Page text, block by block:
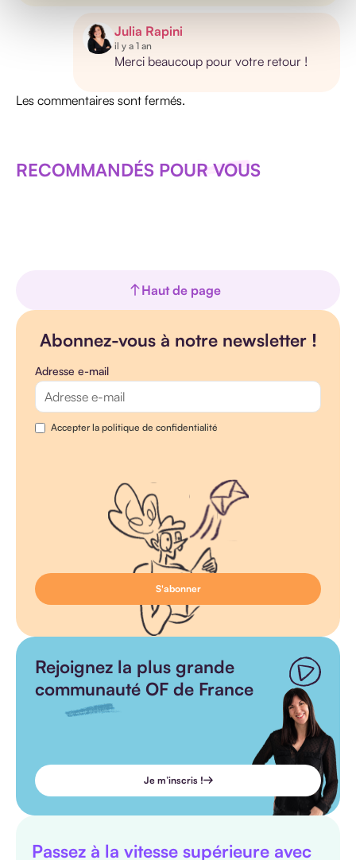
Julia Rapini
il y a 1 an
Merci beaucoup pour votre retour !
Les commentaires sont fermés.
RECOMMANDÉS POUR VOUS
Haut de page
Abonnez-vous à notre newsletter !
Adresse e-mail
Accepter la politique de confidentialité
Rejoignez la plus grande
communauté OF de France
Je m’inscris !
Passez à la vitesse supérieure avec